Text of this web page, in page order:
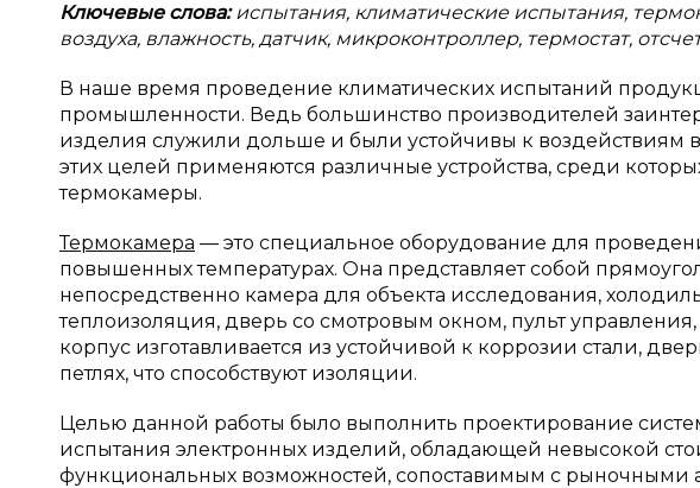
Ключевые слова:испытания, климатические испытания,
воздуха, влажность, датчик, микроконтроллер, термостат,
В наше время проведение климатических испытаний
промышленности. Ведь большинство производителей
изделия служили дольше и были устойчивы к воздействиям
этих целей применяются различные устройства, среди
термокамеры.
Термокамера — это специальное оборудование для
повышенных температурах. Она представляет собой
непосредственно камера для объекта исследования,
теплоизоляция, дверь со смотровым окном, пульт
корпус изготавливается из устойчивой к коррозии стали,
петлях, что способствуют изоляции.
Целью данной работы было выполнить проектирование
испытания электронных изделий, обладающей невысокой
функциональных возможностей, сопоставимым с рыночными